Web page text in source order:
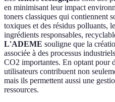
en minimisant leur impact
toners classiques qui contiennent
toxiques et des résidus polluants,
ingrédients responsables,
L'ADEME souligne que la
associée à des processus
CO2 importantes. En optant pour
utilisateurs contribuent non
mais ils permettent aussi une
ressources.